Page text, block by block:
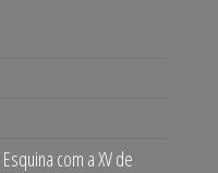
com a XV de